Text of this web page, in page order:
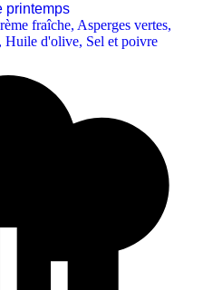
printemps
fraîche, Asperges vertes,
, Huile d'olive, Sel et poivre